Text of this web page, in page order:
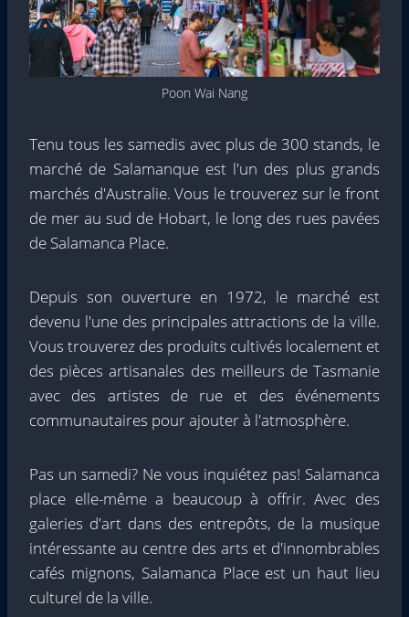
Poon Wai Nang
Tenu tous les samedis avec plus de 300 stands, le
marché de Salamanque est l'un des plus grands
marchés d'Australie. Vous le trouverez sur le front
de mer au sud de Hobart, le long des rues pavées
de Salamanca Place.
Depuis son ouverture en 1972, le marché est
devenu l'une des principales attractions de la ville.
Vous trouverez des produits cultivés localement et
des pièces artisanales des meilleurs de Tasmanie
avec des artistes de rue et des événements
communautaires pour ajouter à l'atmosphère.
Pas un samedi? Ne vous inquiétez pas! Salamanca
place elle-même a beaucoup à offrir. Avec des
galeries d'art dans des entrepôts, de la musique
intéressante au centre des arts et d'innombrables
cafés mignons, Salamanca Place est un haut lieu
culturel de la ville.